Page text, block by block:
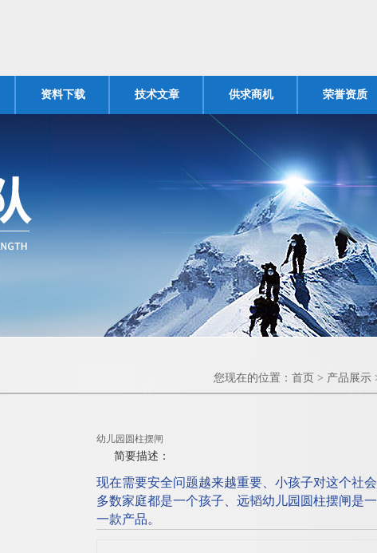
资料下载 技术文章 供求商机 荣誉资质
您现在的位置： 首页 > 产品展示
幼儿园圆柱摆闸
简要描述：
现在需要安全问题越来越重要、小孩子对这个社
多数家庭都是一个孩子、远韬幼儿园圆柱摆闸是
一款产品。